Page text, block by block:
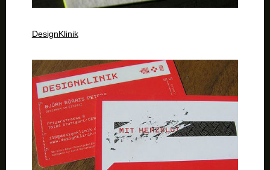
DesignKlinik